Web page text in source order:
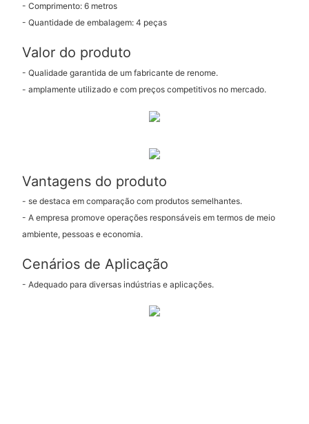
- Comprimento: 6 metros
- Quantidade de embalagem: 4 peças
Valor do produto
- Qualidade garantida de um fabricante de renome.
- amplamente utilizado e com preços competitivos no mercado.
Vantagens do produto
- se destaca em comparação com produtos semelhantes.
- A empresa promove operações responsáveis ​​em termos de meio
ambiente, pessoas e economia.
Cenários de Aplicação
- Adequado para diversas indústrias e aplicações.